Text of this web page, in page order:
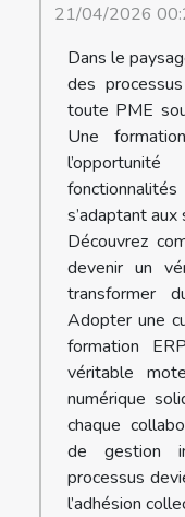
21/04/2026
Dans le
des
toute PME
Une
s’adaptant
Découvrez
devenir un
transformer
Adopter une
formation
véritable
numérique
chaque
de gestion
processus
l’adhésion